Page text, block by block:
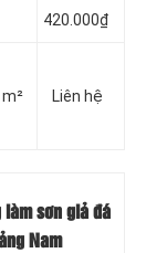
420.000₫
m² Liên hệ
làm sơn giả đá
Nam